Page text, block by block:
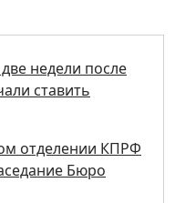
недели после
ставить
отделении КПРФ
Бюро